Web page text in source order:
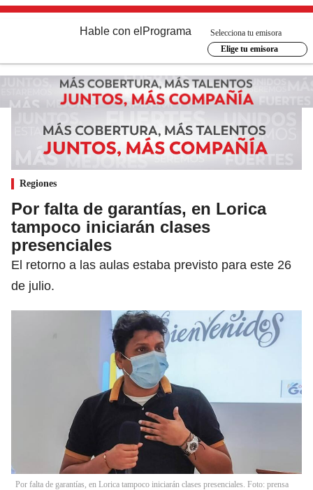
Hable con el Programa
Selecciona tu emisora
Elige tu emisora
Regiones
Por falta de garantías, en Lorica
tampoco iniciarán clases
presenciales
El retorno a las aulas estaba previsto para este 26
de julio.
Por falta de garantías, en Lorica tampoco iniciarán clases presenciales. Foto: prensa